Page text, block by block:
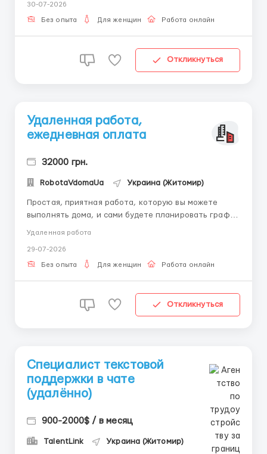
процессе работы. Никаких вложений от Вас не
требуется. Для получения д...
30-07-2026
Без опыта Для женщин Работа онлайн
Откликнуться
Удаленная работа,
ежедневная оплата
32000 грн.
RobotaVdomaUa Украина (Житомир)
Простая, приятная работа, которую вы можете
выполнять дома, и сами будете планировать график
ресурсу; усидчивость; целеустремленность;
коммуникабельность. Обязанности: написание
Удаленная работа
29-07-2026
Без опыта Для женщин Работа онлайн
Откликнуться
Специалист текстовой
поддержки в чате
(удалённо)
900-2000$ / в месяц
TalentLink Украина (Житомир)